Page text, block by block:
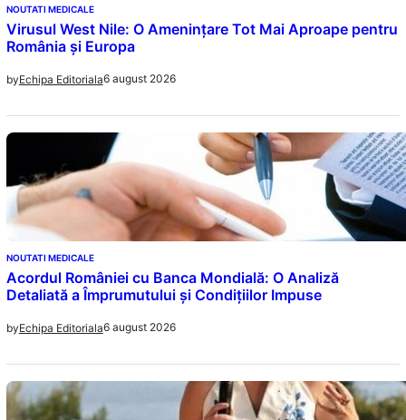
NOUTATI MEDICALE
Virusul West Nile: O Amenințare Tot Mai Aproape pentru
România și Europa
byEchipa Editoriala6 august 2026
NOUTATI MEDICALE
Acordul României cu Banca Mondială: O Analiză
Detaliată a Împrumutului și Condițiilor Impuse
byEchipa Editoriala6 august 2026